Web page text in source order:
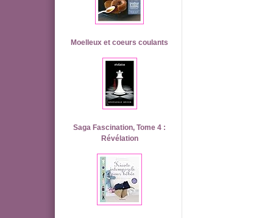
Moelleux et coeurs coulants
Saga Fascination, Tome 4 :
Révélation